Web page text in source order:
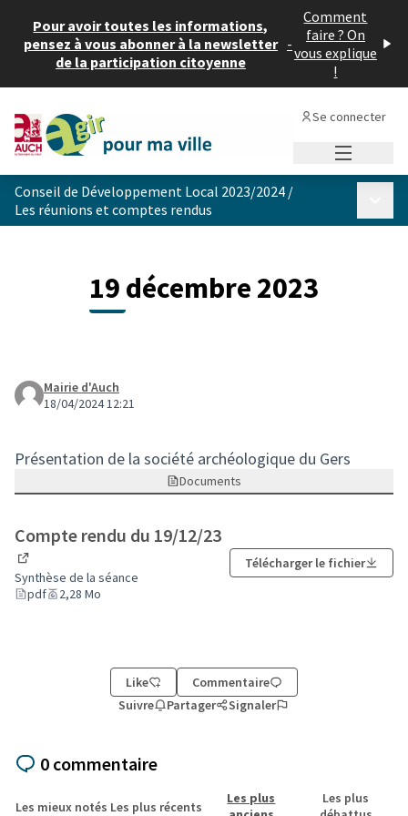
Pour avoir toutes les informations,
pensez à vous abonner à la newsletter
de la participation citoyenne
-
Comment
faire ? On
vous explique
!
Se connecter
Conseil de Développement Local 2023/2024 /
Les réunions et comptes rendus
19 décembre 2023
Mairie d'Auch
18/04/2024 12:21
Présentation de la société archéologique du Gers
Documents
Compte rendu du 19/12/23
(Lien externe)
Synthèse de la séance
pdf
2,28 Mo
Télécharger le fichier
Like
Commentaire
Suivre
Partager Signaler
0 commentaire
Les mieux notés Les plus récents
Les plus
Les plus